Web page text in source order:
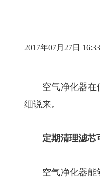
2017年07月27日
空气净化器在使
细说来。
定期清理滤芯
空气净化器能够